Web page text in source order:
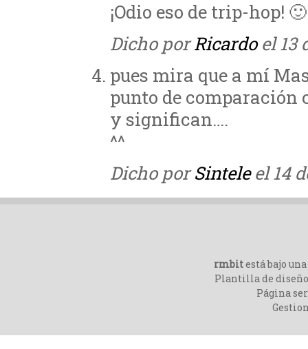
¡Odio eso de trip-hop! 🙂
Dicho porRicardoel 13
pues mira que a mí
punto de comparación
y significan….
^^
Dicho porSinteleel 14
rmbitestá bajo una
Plantilla de
Página